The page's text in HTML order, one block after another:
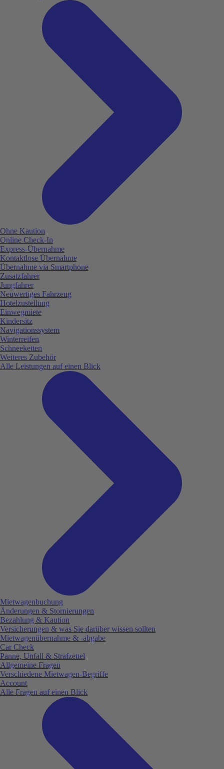
Ohne Kaution
Online Check-In
Express-Übernahme
Kontaktlose Übernahme
Übernahme via Smartphone
Zusatzfahrer
Jungfahrer
Neuwertiges Fahrzeug
Hotelzustellung
Einwegmiete
Kindersitz
Navigationssystem
Winterreifen
Schneeketten
Weiteres Zubehör
Alle Leistungen auf einen Blick
Mietwagenbuchung
Änderungen & Stornierungen
Bezahlung & Kaution
Versicherungen & was Sie darüber wissen sollten
Mietwagenübernahme & -abgabe
Car Check
Panne, Unfall & Strafzettel
Allgemeine Fragen
Verschiedene Mietwagen-Begriffe
Account
Alle Fragen auf einen Blick